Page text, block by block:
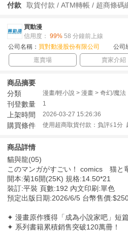
付款 取貨付款 / ATM轉帳 / 超商條碼
買動漫
信用度： 99% 58 分鐘前上線
公司名稱： 買對動漫股份有限公司 公司統
逛賣場
賣家介紹
商品摘要
分類
漫畫/輕小說 > 漫畫 > 奇幻/魔法
刊登數量 1
上架時間 2026-03-27 15:26:36
購買條件 使用超商取貨付款：負評≦1分
商品詳情
貓與龍(05)
このマンガがすごい！ comics 猫と
開本:菊16開(25K) 規格:14.50*21
裝訂:平裝 頁數:192 內文印刷:單色
預定出版日期:2026/6/5 台幣售價
✦ 漫畫原作獲得「成為小說家吧」短
✦ 系列書籍累積銷售突破120萬冊！